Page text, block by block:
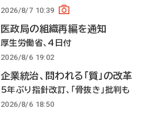
2026/8/7 10:39
医政局の組織再編を通知
厚生労働省、4日付
2026/8/6 19:02
企業統治、問われる「質」の改革
5年ぶり指針改訂、「骨抜き」批判も
2026/8/6 18:50